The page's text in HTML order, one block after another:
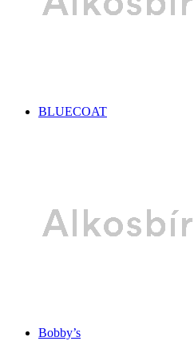
BLUECOAT
Bobby’s